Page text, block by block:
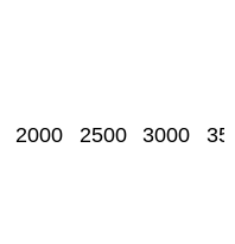
2000 2500 3000